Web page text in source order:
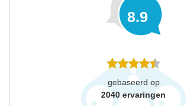
8.9
gebaseerd op
2040 ervaringen